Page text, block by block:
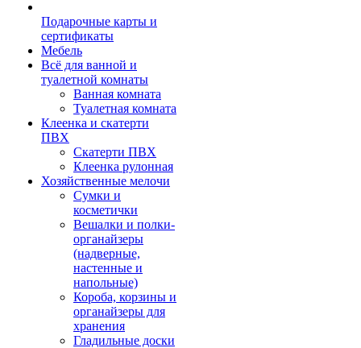
Подарочные карты и
сертификаты
Мебель
Всё для ванной и
туалетной комнаты
Ванная комната
Туалетная комната
Клеенка и скатерти
ПВХ
Скатерти ПВХ
Клеенка рулонная
Хозяйственные мелочи
Сумки и
косметички
Вешалки и полки-
органайзеры
(надверные,
настенные и
напольные)
Короба, корзины и
органайзеры для
хранения
Гладильные доски